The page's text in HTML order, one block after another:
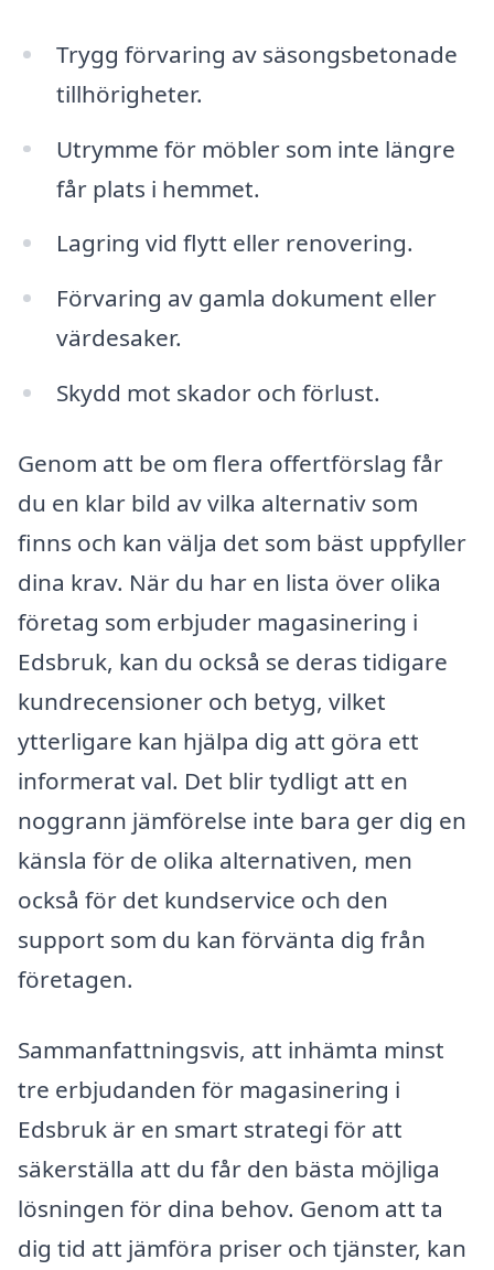
Trygg förvaring av säsongsbetonade
tillhörigheter.
Utrymme för möbler som inte längre
får plats i hemmet.
Lagring vid flytt eller renovering.
Förvaring av gamla dokument eller
värdesaker.
Skydd mot skador och förlust.
Genom att be om flera offertförslag får
du en klar bild av vilka alternativ som
finns och kan välja det som bäst uppfyller
dina krav. När du har en lista över olika
företag som erbjuder magasinering i
Edsbruk, kan du också se deras tidigare
kundrecensioner och betyg, vilket
ytterligare kan hjälpa dig att göra ett
informerat val. Det blir tydligt att en
noggrann jämförelse inte bara ger dig en
känsla för de olika alternativen, men
också för det kundservice och den
support som du kan förvänta dig från
företagen.
Sammanfattningsvis, att inhämta minst
tre erbjudanden för magasinering i
Edsbruk är en smart strategi för att
säkerställa att du får den bästa möjliga
lösningen för dina behov. Genom att ta
dig tid att jämföra priser och tjänster, kan